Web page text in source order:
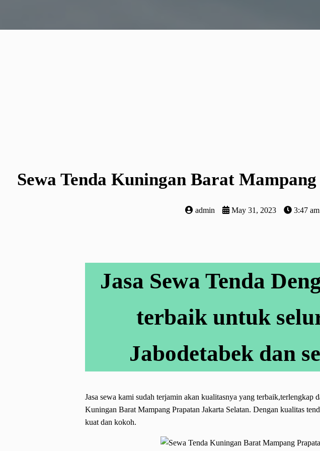
Sewa Tenda Kuningan Barat
admin May 31, 2023 3:47 am
Jasa Sewa Tenda
terbaik untuk
Jabodetabek dan
Jasa sewa kami sudah terjamin akan kualitasnya yang terbaik,terlengkap
Kuningan Barat Mampang Prapatan Jakarta Selatan. Dengan kualitas
kuat dan kokoh.